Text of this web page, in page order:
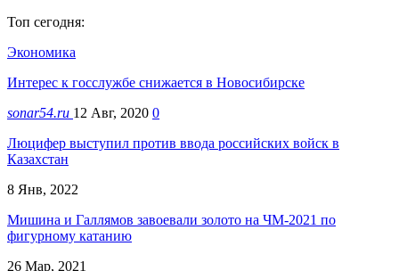
Топ сегодня:
Экономика
Интерес к госслужбе снижается в Новосибирске
sonar54.ru 12 Авг, 2020 0
Люцифер выступил против ввода российских войск в
Казахстан
8 Янв, 2022
Мишина и Галлямов завоевали золото на ЧМ-2021 по
фигурному катанию
26 Мар, 2021